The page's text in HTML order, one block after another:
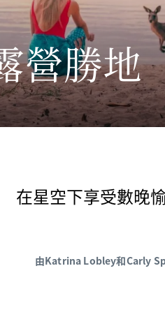
營勝地
在星空下享受數晚
由Katrina Lobley和Carly